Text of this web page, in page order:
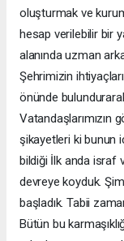
oluşturmak ve
hesap verilebilir bir
alanında uzman
Şehrimizin
önünde
Vatandaşlarımızın
şikayetleri ki bunun
bildiği İlk anda israf
devreye koyduk.
başladık. Tabii
Bütün bu